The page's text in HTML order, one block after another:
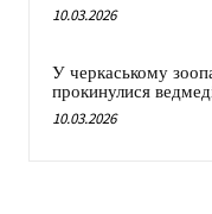
10.03.2026
У черкаському
прокинулися
10.03.2026